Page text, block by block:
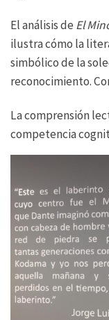
El análisis deEl
ilustra cómo la
simbólico de la
reconocimiento.
La comprensión
competencia